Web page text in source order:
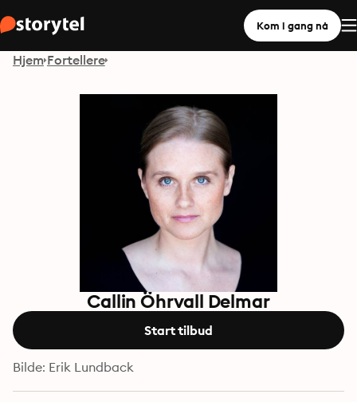
Kom i gang nå
Hjem Fortellere
Callin Öhrvall Delmar
Start tilbud
Bilde: Erik Lundback